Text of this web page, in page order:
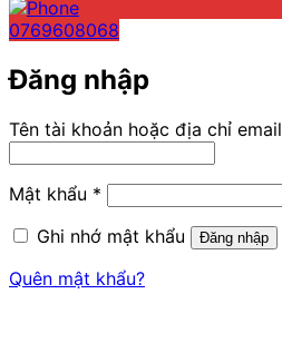
0769608068
Đăng nhập
Tên tài khoản hoặc địa chỉ email
Mật khẩu * Bắt
buộc
Ghi nhớ mật khẩu
Đăng nhập
Quên mật khẩu?